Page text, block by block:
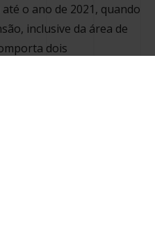
o ano de 2021, quando
inclusive da área de
dois